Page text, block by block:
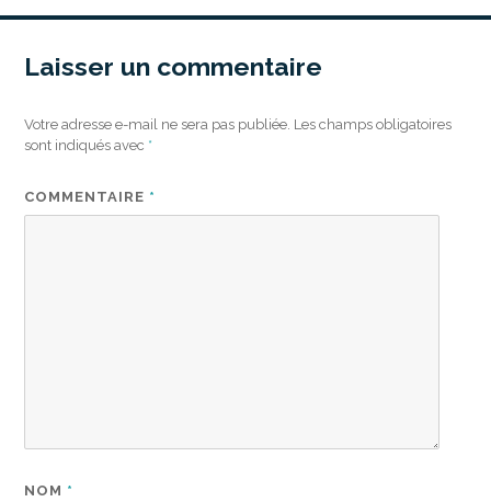
Laisser un commentaire
Votre adresse e-mail ne sera pas publiée. Les champs obligatoires
sont indiqués avec *
COMMENTAIRE *
NOM *